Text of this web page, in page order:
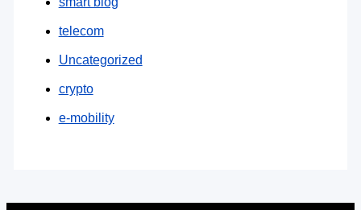
telecom
Uncategorized
crypto
e-mobility